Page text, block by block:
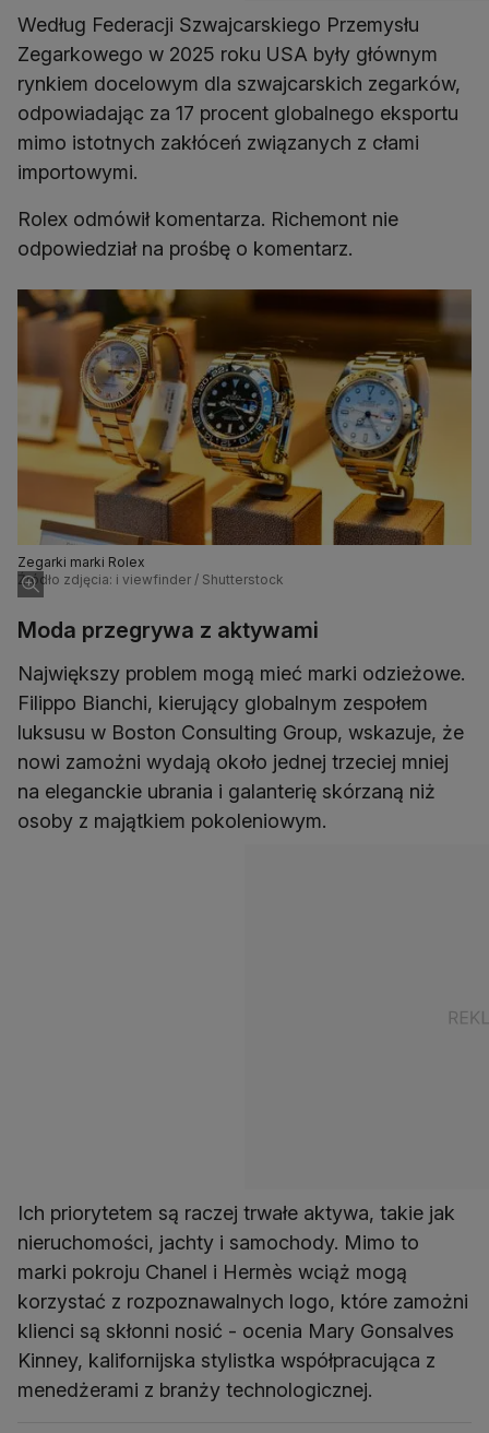
Według Federacji Szwajcarskiego Przemysłu
Zegarkowego w 2025 roku USA były głównym
rynkiem docelowym dla szwajcarskich zegarków,
odpowiadając za 17 procent globalnego eksportu
mimo istotnych zakłóceń związanych z cłami
importowymi.
Rolex odmówił komentarza. Richemont nie
odpowiedział na prośbę o komentarz.
Zegarki marki Rolex
Źródło zdjęcia: i viewfinder / Shutterstock
Moda przegrywa z aktywami
Największy problem mogą mieć marki odzieżowe.
Filippo Bianchi, kierujący globalnym zespołem
luksusu w Boston Consulting Group, wskazuje, że
nowi zamożni wydają około jednej trzeciej mniej
na eleganckie ubrania i galanterię skórzaną niż
osoby z majątkiem pokoleniowym.
Ich priorytetem są raczej trwałe aktywa, takie jak
nieruchomości, jachty i samochody. Mimo to
marki pokroju Chanel i Hermès wciąż mogą
korzystać z rozpoznawalnych logo, które zamożni
klienci są skłonni nosić - ocenia Mary Gonsalves
Kinney, kalifornijska stylistka współpracująca z
menedżerami z branży technologicznej.